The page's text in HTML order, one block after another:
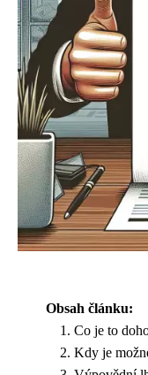
Obsah článku:
Co je to
Kdy je